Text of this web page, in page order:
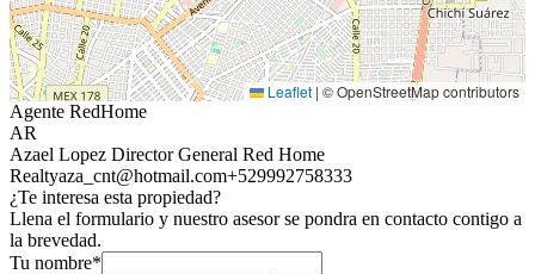
Leaflet | © OpenStreetMap contributors
Agente RedHome
AR
Azael Lopez Director General Red Home
Realtyaza_cnt@hotmail.com+529992758333
¿Te interesa esta propiedad?
Llena el formulario y nuestro asesor se pondra en contacto contigo a
la brevedad.
Tu nombre*